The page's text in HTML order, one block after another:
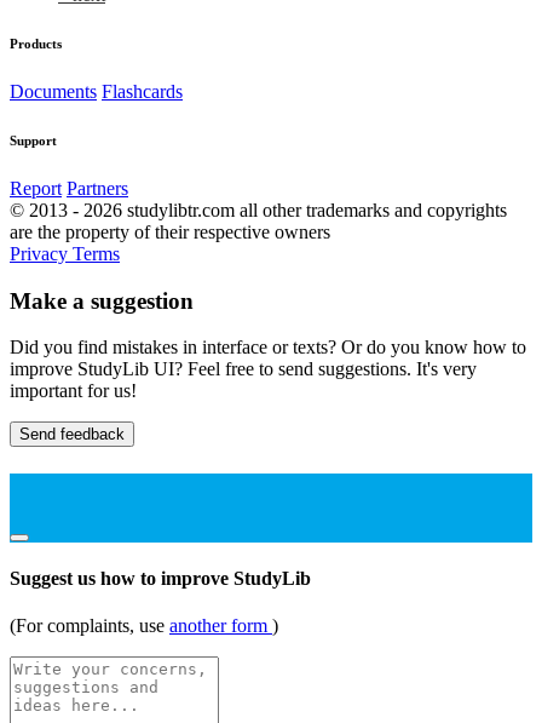
Products
Documents Flashcards
Support
Report Partners
© 2013 - 2026 studylibtr.com all other trademarks and copyrights
are the property of their respective owners
Privacy Terms
Make a suggestion
Did you find mistakes in interface or texts? Or do you know how to
improve StudyLib UI? Feel free to send suggestions. It's very
important for us!
Send feedback
Suggest us how to improve StudyLib
(For complaints, use another form )